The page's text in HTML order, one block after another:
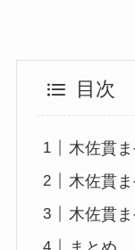
目次
木佐貫
木佐貫
木佐貫